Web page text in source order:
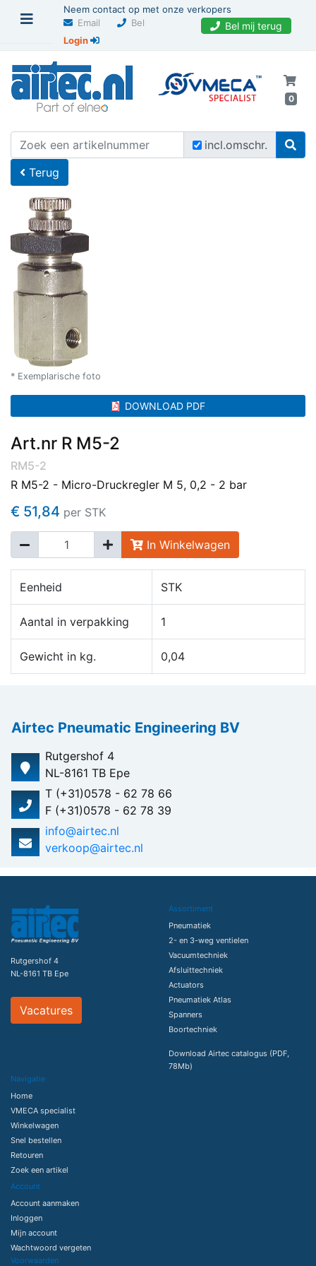
Neem contact op met onze verkopers
Email
Bel Bel mij terug
Login
0
incl.omschr.
U bevindt zich hier Home
Terug
* Exemplarische foto
DOWNLOAD PDF
Art.nr R M5-2
RM5-2
R M5-2 - Micro-Druckregler M 5, 0,2 - 2 bar
€ 51,84 per STK
In Winkelwagen
Eenheid STK
Aantal in verpakking 1
Gewicht in kg. 0,04
Airtec Pneumatic Engineering BV
Rutgershof 4
NL-8161 TB Epe
T (+31)0578 - 62 78 66
F (+31)0578 - 62 78 39
info@airtec.nl
verkoop@airtec.nl
Rutgershof 4
NL-8161 TB Epe
Vacatures
Assortiment
Pneumatiek
2- en 3-weg ventielen
Vacuumtechniek
Afsluittechniek
Actuators
Pneumatiek Atlas
Spanners
Boortechniek
Download Airtec catalogus (PDF,
78Mb)
Navigatie
Home
VMECA specialist
Winkelwagen
Snel bestellen
Retouren
Zoek een artikel
Account
Account aanmaken
Inloggen
Mijn account
Wachtwoord vergeten
Voorwaarden